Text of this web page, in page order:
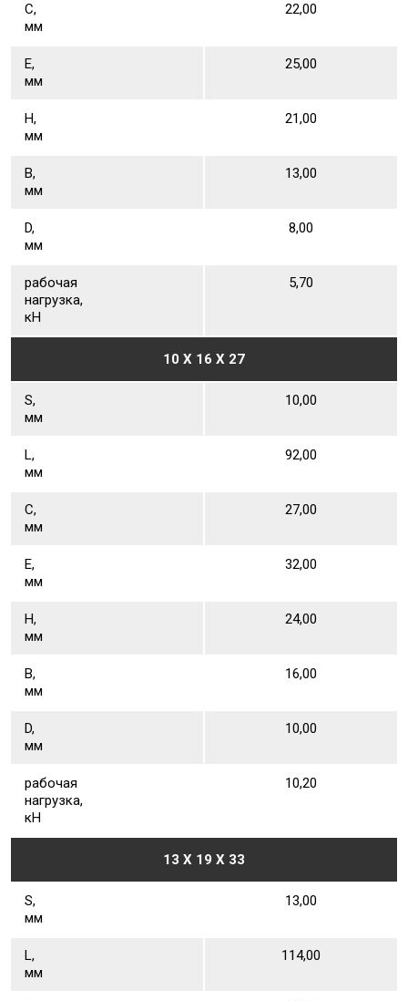
С,
мм
22,00
Е,
мм
25,00
Н,
мм
21,00
В,
мм
13,00
D,
мм
8,00
рабочая
нагрузка,
кН
5,70
10 X 16 X 27
S,
мм
10,00
L,
мм
92,00
С,
мм
27,00
Е,
мм
32,00
Н,
мм
24,00
В,
мм
16,00
D,
мм
10,00
рабочая
нагрузка,
кН
10,20
13 X 19 X 33
S,
мм
13,00
L,
мм
114,00